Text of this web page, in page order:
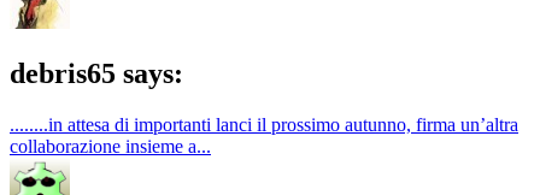
debris65 says:
........in attesa di importanti lanci il prossimo autunno, firma un’altra
collaborazione insieme a...